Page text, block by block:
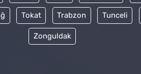
Tokat Trabzon Tunceli
Zonguldak